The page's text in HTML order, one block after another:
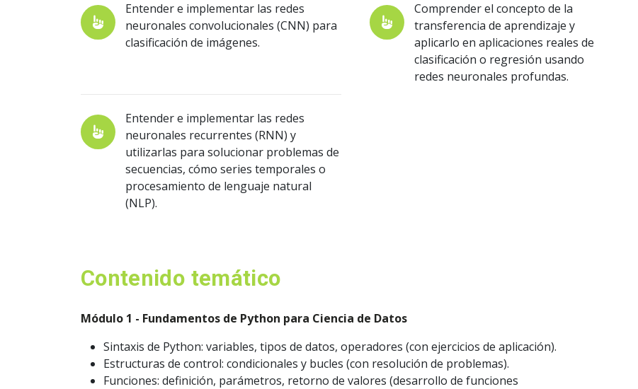
Entender e implementar las redes
neuronales convolucionales (CNN) para
clasificación de imágenes.
Comprender el concepto de la
transferencia de aprendizaje y
aplicarlo en aplicaciones reales de
clasificación o regresión usando
redes neuronales profundas.
Entender e implementar las redes
neuronales recurrentes (RNN) y
utilizarlas para solucionar problemas de
secuencias, cómo series temporales o
procesamiento de lenguaje natural
(NLP).
Contenido temático
Módulo 1 - Fundamentos de Python para Ciencia de Datos
Sintaxis de Python: variables, tipos de datos, operadores (con ejercicios de aplicación).
Estructuras de control: condicionales y bucles (con resolución de problemas).
Funciones: definición, parámetros, retorno de valores (desarrollo de funciones